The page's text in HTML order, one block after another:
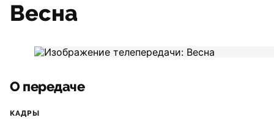
Весна
О передаче
КАДРЫ